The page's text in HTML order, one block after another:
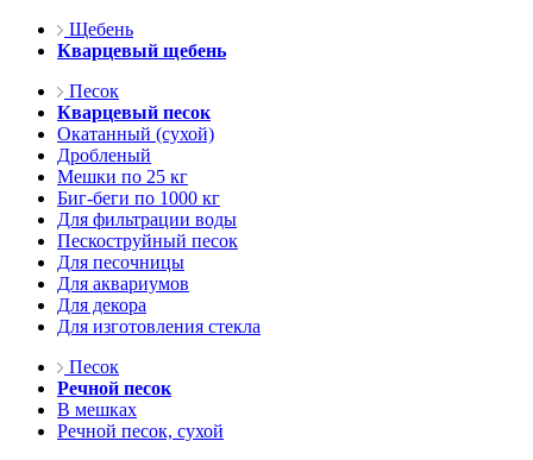
Щебень
Кварцевый щебень
Песок
Кварцевый песок
Окатанный (сухой)
Дробленый
Мешки по 25 кг
Биг-беги по 1000 кг
Для фильтрации воды
Пескоструйный песок
Для песочницы
Для аквариумов
Для декора
Для изготовления стекла
Песок
Речной песок
В мешках
Речной песок, сухой